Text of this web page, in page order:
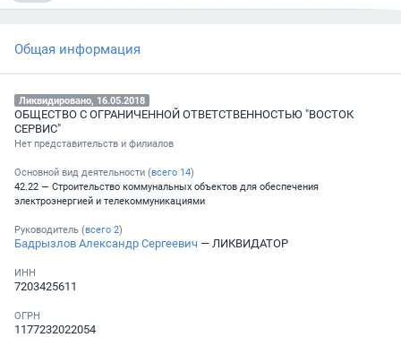
Общая информация
Ликвидировано, 16.05.2018
ОБЩЕСТВО С ОГРАНИЧЕННОЙ ОТВЕТСТВЕННОСТЬЮ "ВОСТОК
СЕРВИС"
Нет представительств и филиалов
Основной вид деятельности (всего 14)
42.22 — Строительство коммунальных объектов для обеспечения
электроэнергией и телекоммуникациями
Руководитель (всего 2)
Бадрызлов Александр Сергеевич — ЛИКВИДАТОР
ИНН
7203425611
ОГРН
1177232022054